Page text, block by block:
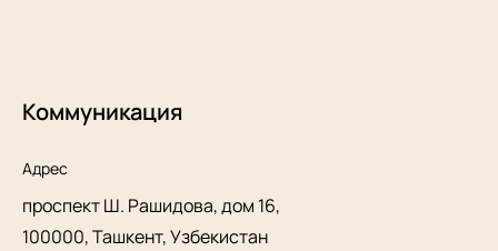
Коммуникация
Адрес
проспект Ш. Рашидова, дом 16,
100000, Ташкент, Узбекистан